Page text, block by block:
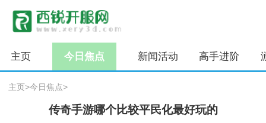
主页 今日焦点 新闻活动 高手进阶
主页>今日焦点>
传奇手游哪个比较平民化最好玩的